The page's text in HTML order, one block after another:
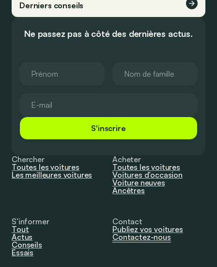
Derniers conseils
Ne passez pas à côté des dernières actus.
S'inscrire
Chercher
Toutes les voitures
Les meilleures voitures
Acheter
Toutes les voitures
Voitures d’occasion
Voiture neuves
Ancêtres
S’informer
Tout
Actus
Conseils
Essais
Contact
Publiez vos voitures
Contactez-nous